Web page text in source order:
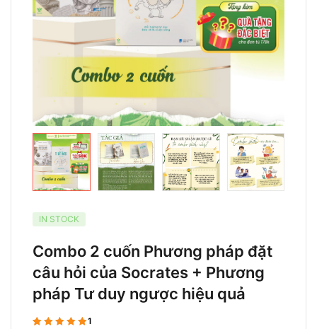
IN STOCK
Combo 2 cuốn Phương pháp đặt
câu hỏi của Socrates + Phương
pháp Tư duy ngược hiệu quả
1